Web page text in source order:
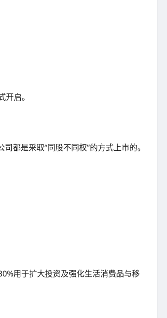
启。
都是采取“同股不同权”的方式上市的。
用于扩大投资及强化生活消费品与移